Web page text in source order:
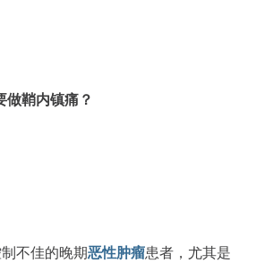
做鞘内镇痛？
不佳的晚期恶性肿瘤患者，尤其是